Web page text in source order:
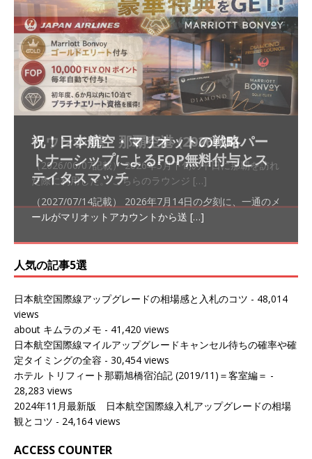
祝！日本航空・マリオットの戦略パー
トナーシップによるFOP無料付与とス
テイタスマッチ
（2027/07/14記載） 2026年7月14日の夕刻に、一通のメ
ールがマリオットアカウントから送 […]
ラウンジ 華 那覇空港 (2026/05)
（2026/06/07記載） 2026年5月下旬の平日に那覇を訪れ
た際に利用した。 こちらのラウンジ […]
The Coral Executive Lounge スワ
ンナプーム国際空港国内線ラウンジ
(2026/01)
（2026/03/31記載） 2026年1月上旬にバンコク経由でチ
ェンマイに行く際に利用した。 バン[…]
日本航空 羽田空港国際線ファースト
クラスラウンジ (2026/01)
（2026/03/18記載） 2026年1月、毎年恒例の新年の羽田
～バンコクの移動の際に再びこちらの[…]
バンコクエアウェイズ スワンナプー
ム国際空港国内線ラウンジ (2026/01)
（2026/03/13記載） 2026年1月上旬にバンコク経由でチ
ェンマイに向かう際に利用した。 今[…]
人気の記事5選
日本航空国際線アップグレードの相場感と入札のコツ - 48,014
views
about キムラのメモ - 41,420 views
日本航空国際線マイルアップグレードキャンセル待ちの確率や確
定タイミングの全容 - 30,454 views
ホテル トリフィート那覇旭橋宿泊記 (2019/11)＝客室編＝ -
28,283 views
2024年11月最新版 日本航空国際線入札アップグレードの相場
観とコツ - 24,164 views
ACCESS COUNTER